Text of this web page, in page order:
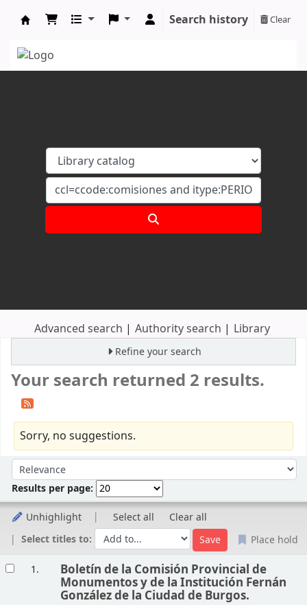
Search history Clear
Advanced search Authority search Library
Refine your search
Your search returned 2 results.
Sorry, no suggestions.
Sort by:
Results per page:
Unhighlight Select all
Clear all
Select titles to:
Place hold
1. Boletín de la Comisión Provincial de
Monumentos y de la Institución Fernán
González de la Ciudad de Burgos.